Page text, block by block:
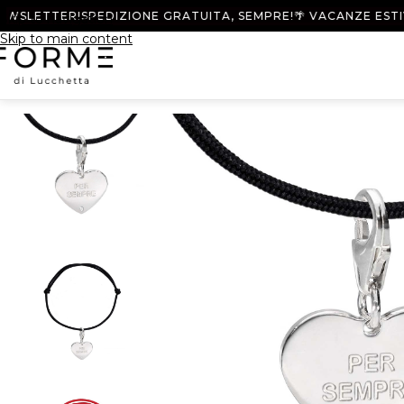
Skip to navigation
Skip to main content
SPEDIZIONE GRATUITA, SEMPRE!🌴 VACANZE